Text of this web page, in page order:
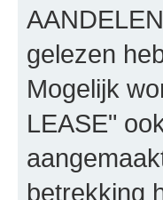
gelezen
Mogelijk
LEASE"
betrekking